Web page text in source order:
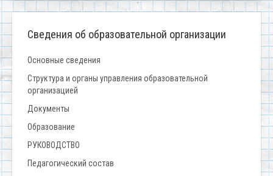
Сведения об образовательной организации
Основные сведения
Структура и органы управления образовательной
организацией
Документы
Образование
РУКОВОДСТВО
Педагогический состав